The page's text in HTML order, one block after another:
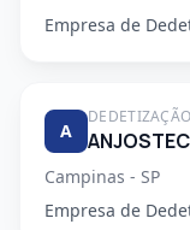
Empresa de
A
DEDETIZAÇÃO
Campinas - SP
Empresa de